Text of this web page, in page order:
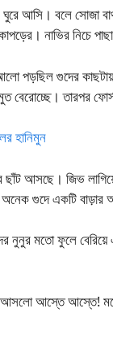
আসি। বলে সোজা
নাভির নিচে
পড়ছিল গুদের
বেরোচ্ছে। তারপর
হানিমুন
আসছে। জিভ
গুদে একটি বাড়ার
নুনুর মতো ফুলে
আসলো আস্তে আস্তে!